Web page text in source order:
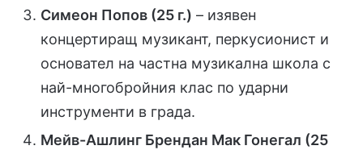
Симеон Попов (25 г.) – изявен
концертиращ музикант, перкусионист и
основател на частна музикална школа с
най-многобройния клас по ударни
инструменти в града.
Мейв-Ашлинг Брендан Мак Гонегал (25